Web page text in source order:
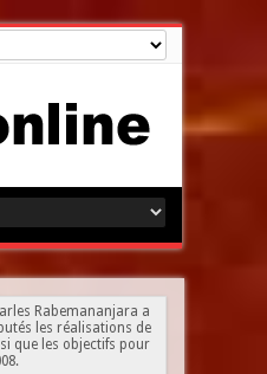
Rabemananjara a
les réalisations de
que les objectifs pour